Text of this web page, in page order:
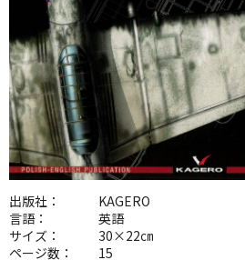
出版社： KAGERO
言語： 英語
サイズ： 30×22㎝
ページ数： 15